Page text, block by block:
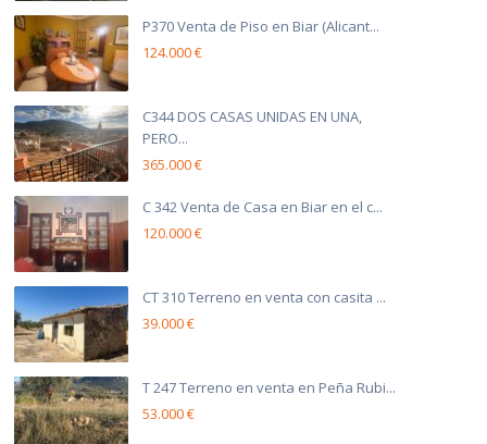
P370 Venta de Piso en Biar (Alicant...
124.000 €
C344 DOS CASAS UNIDAS EN UNA,
PERO...
365.000 €
C 342 Venta de Casa en Biar en el c...
120.000 €
CT 310 Terreno en venta con casita ...
39.000 €
T 247 Terreno en venta en Peña Rubi...
53.000 €